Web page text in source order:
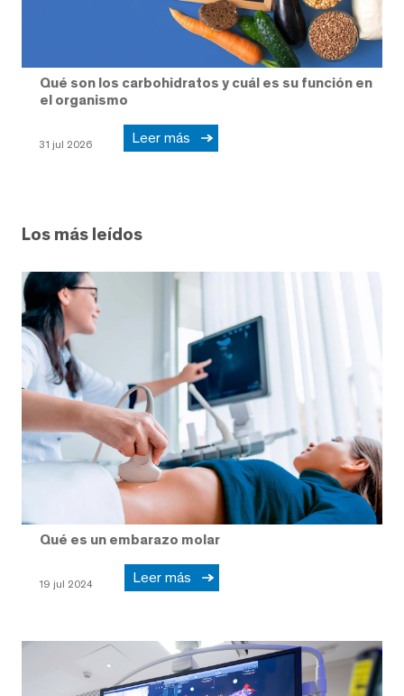
Qué son los carbohidratos y cuál es su función en
el organismo
31 jul 2026 Leer más
Los más leídos
Qué es un embarazo molar
19 jul 2024 Leer más